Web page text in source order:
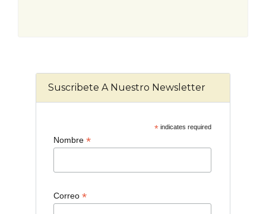
Suscribete A Nuestro Newsletter
*indicates required
Nombre *
Correo *